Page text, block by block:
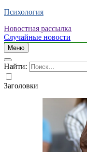
Психология
Новостная рассылка
Случайные новости
Меню
Найти:
Заголовки